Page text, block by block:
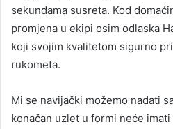
sekundama susreta. Kod
promjena u ekipi osim odlaska
koji svojim kvalitetom sigurno
rukometa.
Mi se navijački možemo nadati
konačan uzlet u formi neće